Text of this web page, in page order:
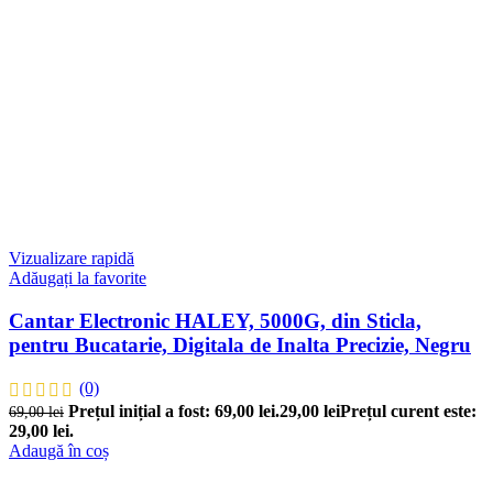
Vizualizare rapidă
Adăugați la favorite
Cantar Electronic HALEY, 5000G, din Sticla,
pentru Bucatarie, Digitala de Inalta Precizie, Negru
(0)
69,00lei Prețul inițial a fost: 69,00 lei.29,00 leiPrețul curent este:
29,00 lei.
Adaugă în coș